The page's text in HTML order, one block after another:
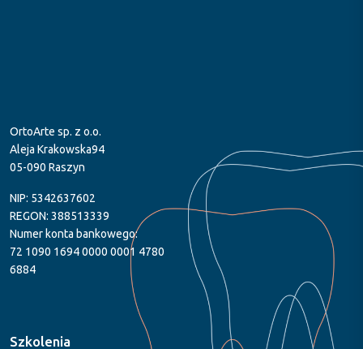
OrtoArte sp. z o.o.
Aleja Krakowska94
05-090 Raszyn
NIP: 5342637602
REGON: 388513339
Numer konta bankowego:
72 1090 1694 0000 0001 4780
6884
Szkolenia